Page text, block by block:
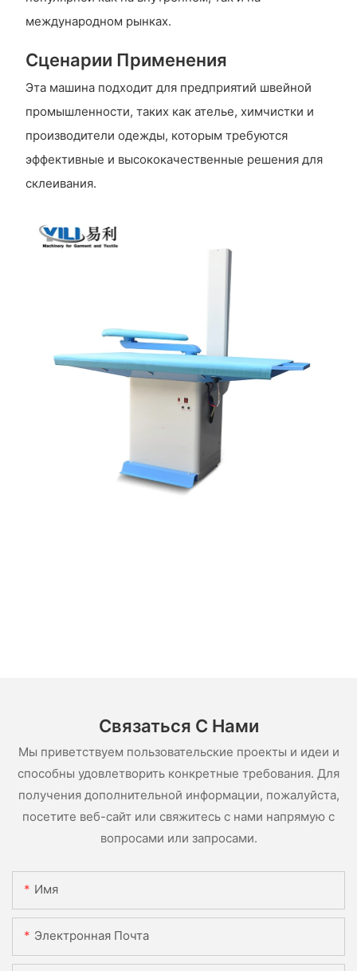
международном рынках.
Сценарии Применения
Эта машина подходит для предприятий швейной
промышленности, таких как ателье, химчистки и
производители одежды, которым требуются
эффективные и высококачественные решения для
склеивания.
Связаться С Нами
Мы приветствуем пользовательские проекты и идеи и
способны удовлетворить конкретные требования. Для
получения дополнительной информации, пожалуйста,
посетите веб-сайт или свяжитесь с нами напрямую с
вопросами или запросами.
Имя
Электронная Почта